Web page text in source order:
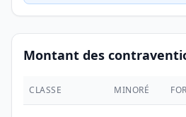
Montant des
CLASSE MINORÉ